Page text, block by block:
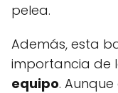
pelea.
Además, esta
importancia de
equipo.